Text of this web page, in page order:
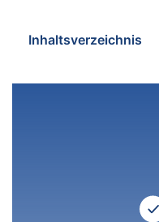
Inhaltsverzeichnis